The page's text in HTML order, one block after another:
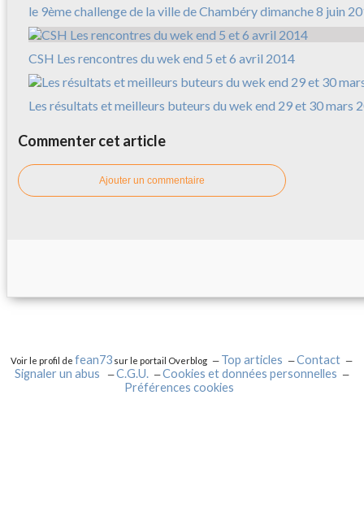
le 9ème challenge de la ville de Chambéry dimanche 8 juin
CSH Les rencontres du wek end 5 et 6 avril 2014
Les résultats et meilleurs buteurs du wek end 29 et 30 mars
Commenter cet article
Ajouter un commentaire
Voir le profil defean73 sur le portail Overblog Top articles
Contact
Signaler un abus
C.G.U.
Cookies et données personnelles
Préférences cookies